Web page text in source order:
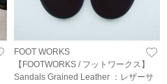
FOOT WORKS
【FOOTWORKS / フットワークス】
Sandals Grained Leather ：レザーサ